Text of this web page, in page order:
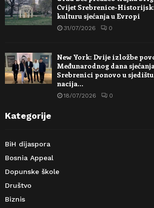
Cvijet Srebrenice-
kulturu sjećanja u Evropi
31/07/2026 0
New York: Dvije izložbe
Međunarodnog dana
Srebrenici ponovo u
nacija…
18/07/2026 0
Kategorije
BiH dijaspora
Bosnia Appeal
Dopunske škole
Društvo
Biznis